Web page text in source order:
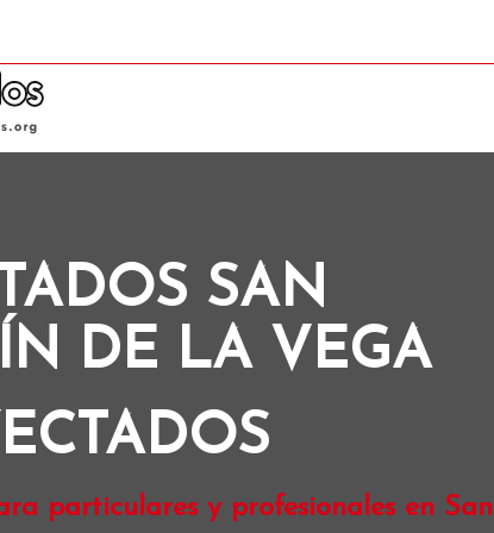
SAN
DE LA VEGA
particulares y profesionales en San